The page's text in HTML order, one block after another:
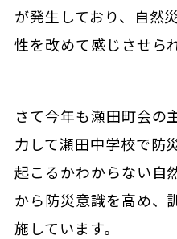
が発生しており、自然
性を改めて感じさせら
さて今年も瀬田町会の
力して瀬田中学校で防
起こるかわからない自
から防災意識を高め、
施しています。